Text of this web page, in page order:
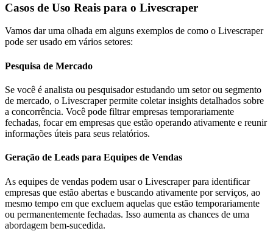
Casos de Uso Reais para o Livescraper
Vamos dar uma olhada em alguns exemplos de como o Livescraper
pode ser usado em vários setores:
Pesquisa de Mercado
Se você é analista ou pesquisador estudando um setor ou segmento
de mercado, o Livescraper permite coletar insights detalhados sobre
a concorrência. Você pode filtrar empresas temporariamente
fechadas, focar em empresas que estão operando ativamente e reunir
informações úteis para seus relatórios.
Geração de Leads para Equipes de Vendas
As equipes de vendas podem usar o Livescraper para identificar
empresas que estão abertas e buscando ativamente por serviços, ao
mesmo tempo em que excluem aquelas que estão temporariamente
ou permanentemente fechadas. Isso aumenta as chances de uma
abordagem bem-sucedida.